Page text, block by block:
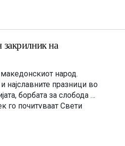
закрилник на
народ.
најславните празници во
борбата за слобода и
го почитуваат Свети
верување тој